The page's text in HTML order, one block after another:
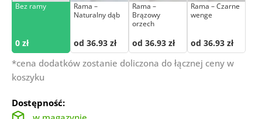
Bez ramy
0 zł
Rama –
Naturalny dąb
od 36.93 zł
Rama –
Brązowy
orzech
od 36.93 zł
Rama – Czarne
wenge
od 36.93 zł
*cena dodatków zostanie doliczona do łącznej ceny w
koszyku
Dostępność: